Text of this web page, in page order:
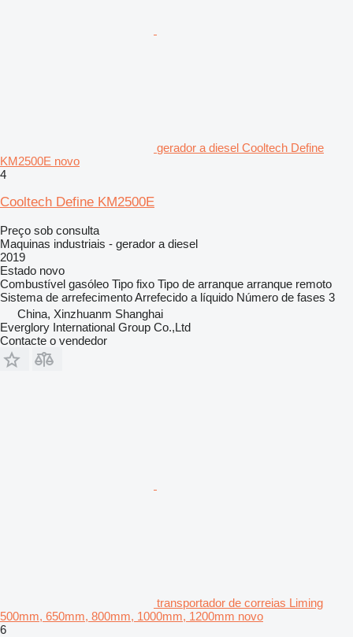
gerador a diesel Cooltech Define
KM2500E novo
4
Cooltech Define KM2500E
Preço sob consulta
Maquinas industriais - gerador a diesel
2019
Estado novo
Combustível gasóleo Tipo fixo Tipo de arranque arranque remoto
Sistema de arrefecimentoArrefecido a líquido Número de fases 3
China, Xinzhuanm Shanghai
Everglory International Group Co.,Ltd
Contacte o vendedor
transportador de correias Liming
500mm, 650mm, 800mm, 1000mm, 1200mm novo
6